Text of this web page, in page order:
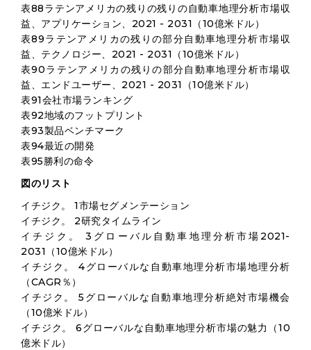
表88ラテンアメリカの残りの残りの自動車地理分析市場収
益、アプリケーション、2021 - 2031（10億米ドル）
表89ラテンアメリカの残りの部分自動車地理分析市場収
益、テクノロジー、2021 - 2031（10億米ドル）
表90ラテンアメリカの残りの部分自動車地理分析市場収
益、エンドユーザー、2021 - 2031（10億米ドル）
表91会社市場ランキング
表92地域のフットプリント
表93製品ベンチマーク
表94最近の開発
表95勝利の命令
図のリスト
イチジク。 1市場セグメンテーション
イチジク。 2研究タイムライン
イチジク。 3グローバル自動車地理分析市場2021-
2031（10億米ドル）
イチジク。 4グローバルな自動車地理分析市場地理分析
（CAGR％）
イチジク。 5グローバルな自動車地理分析絶対市場機会
（10億米ドル）
イチジク。 6グローバルな自動車地理分析市場の魅力（10
億米ドル）